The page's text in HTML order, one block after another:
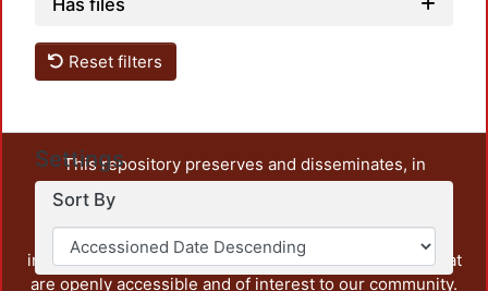
Reset filters
Settings
Sort By
This repository preserves and disseminates, in
unrestricted open access, the teaching and research
output of UAM Azcapotzalco. It also includes some
administrative and graphic documents from the
institution, as well as content from other institutions that
are openly accessible and of interest to our community.